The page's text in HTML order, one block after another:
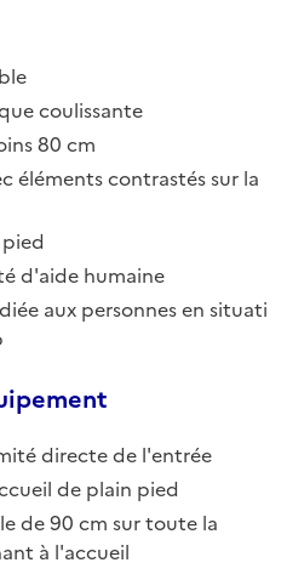
coulissante
80 cm
éléments contrastés sur la
d'aide humaine
aux personnes en situati
directe de l'entrée
de plain pied
de 90 cm sur toute la
à l'accueil